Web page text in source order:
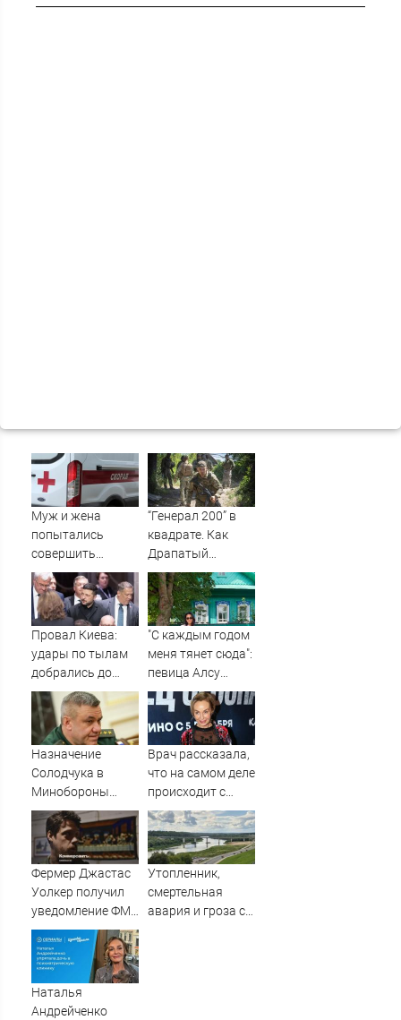
Муж и жена
попытались
совершить
суицид,
предупредив
оперативные
службы
“Генерал 200” в
квадрате. Как
Драпатый
переплюнул
Сырского
Провал Киева:
удары по тылам
добрались до
Зеленского
быстрее, чем до
России
"С каждым годом
меня тянет сюда":
певица Алсу
приехала в
татарскую
деревню, где
прошло ее
детство
07/08/2026 –
Назначение
Солодчука в
Минобороны
костромичи
встретили с
гордостью
Врач рассказала,
что на самом деле
происходит с
актрисой
Натальей
Андрейченко
Фермер Джастас
Уолкер получил
уведомление ФМС
о депортации из
России
Утопленник,
смертельная
авария и гроза с
Наталья
Андрейченко